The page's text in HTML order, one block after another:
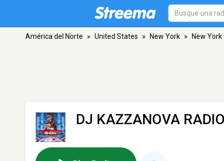
América del Norte » United States » New York » New York
DJ KAZZANOVA RADIO